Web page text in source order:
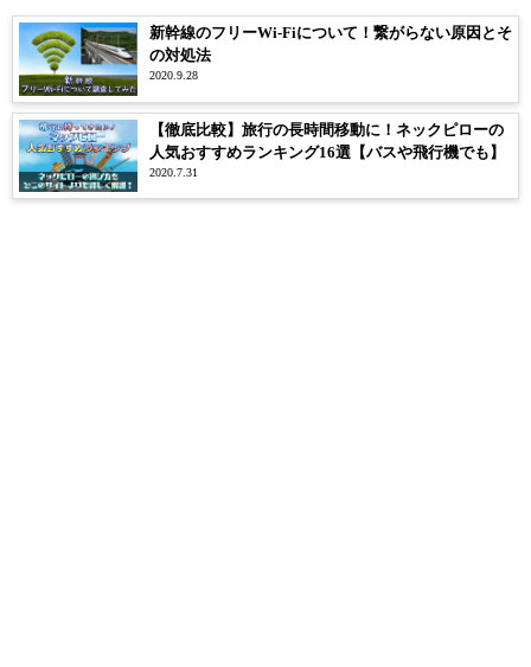
新幹線のフリーWi-Fiについて！繋がらない原因とそ
の対処法
2020.9.28
【徹底比較】旅行の長時間移動に！ネックピローの
人気おすすめランキング16選【バスや飛行機でも】
2020.7.31